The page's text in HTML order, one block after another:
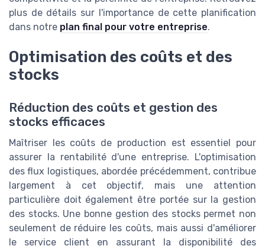
plus de détails sur l'importance de cette planification
dans notre plan final pour votre entreprise.
Optimisation des coûts et des
stocks
Réduction des coûts et gestion des
stocks efficaces
Maîtriser les coûts de production est essentiel pour
assurer la rentabilité d'une entreprise. L'optimisation
des flux logistiques, abordée précédemment, contribue
largement à cet objectif, mais une attention
particulière doit également être portée sur la gestion
des stocks. Une bonne gestion des stocks permet non
seulement de réduire les coûts, mais aussi d'améliorer
le service client en assurant la disponibilité des